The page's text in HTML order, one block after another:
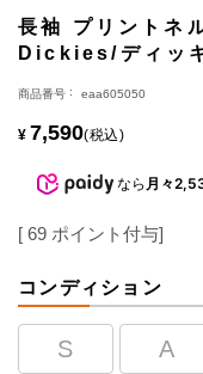
長袖 プリントネ
Dickies/ディッ
商品番号 eaa605050
¥ 7,590 税込
なら 月々
[ 69 ポイント付与]
コンディション
S A